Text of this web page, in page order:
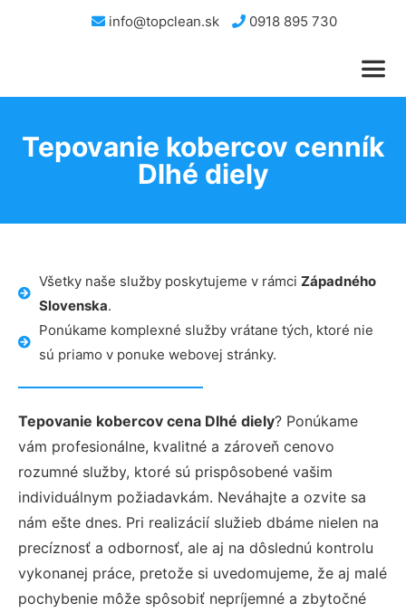
info@topclean.sk 0918 895 730
Tepovanie kobercov cenník
Dlhé diely
Všetky naše služby poskytujeme v rámci Západného
Slovenska.
Ponúkame komplexné služby vrátane tých, ktoré nie
sú priamo v ponuke webovej stránky.
Tepovanie kobercov cena Dlhé diely? Ponúkame
vám profesionálne, kvalitné a zároveň cenovo
rozumné služby, ktoré sú prispôsobené vašim
individuálnym požiadavkám. Neváhajte a ozvite sa
nám ešte dnes. Pri realizácií služieb dbáme nielen na
precíznosť a odbornosť, ale aj na dôslednú kontrolu
vykonanej práce, pretože si uvedomujeme, že aj malé
pochybenie môže spôsobiť nepríjemné a zbytočné